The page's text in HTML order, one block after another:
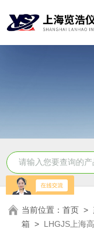
当前位置：首页 >
箱 > LHGJS上海